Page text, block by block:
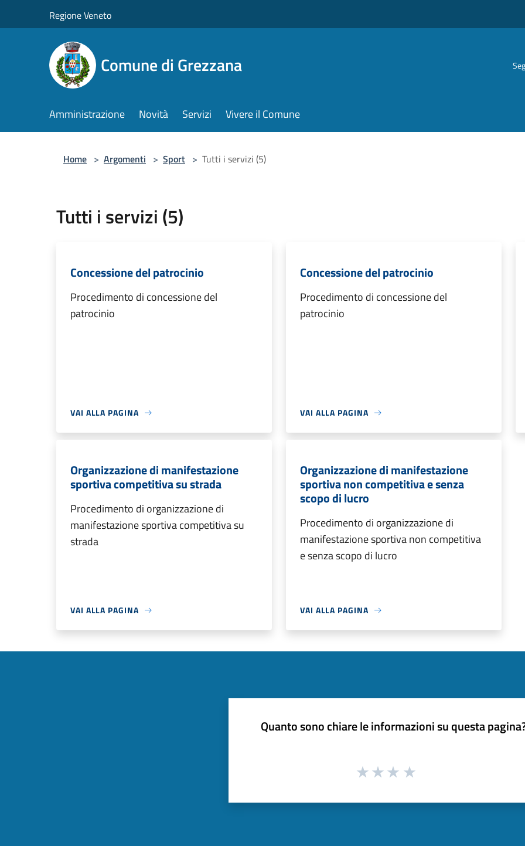
Regione Veneto
Comune di Grezzana
Amministrazione Novità Servizi Vivere il Comune
Home > Argomenti > Sport > Tutti i servizi (5)
Tutti i servizi (5)
Concessione del patrocinio
Procedimento di concessione del
patrocinio
VAI ALLA PAGINA
Concessione del patrocinio
Procedimento di concessione del
patrocinio
VAI ALLA PAGINA
Organizzazione di manifestazione
sportiva competitiva su strada
Procedimento di organizzazione di
manifestazione sportiva competitiva su
strada
VAI ALLA PAGINA
Organizzazione di manifestazione
sportiva non competitiva e senza
scopo di lucro
Procedimento di organizzazione di
manifestazione sportiva non competitiva
e senza scopo di lucro
VAI ALLA PAGINA
Quanto sono chiare le informazioni su questa